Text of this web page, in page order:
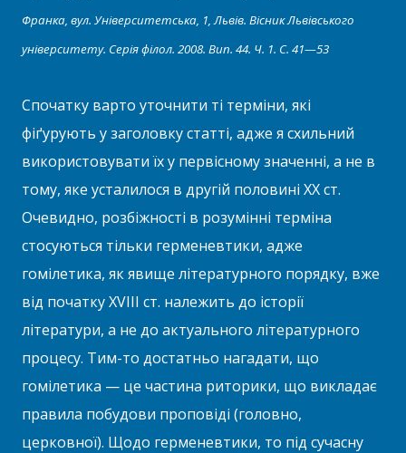
Франка, вул. Університетська, 1, Львів. Вісник Львівського
університету. Серія філол. 2008. Вип. 44. Ч. 1. С. 41—53
Спочатку варто уточнити ті терміни, які
фіґурують у заголовку статті, адже я схильний
використовувати їх у первісному значенні, а не в
тому, яке усталилося в другій половині ХХ ст.
Очевидно, розбіжності в розумінні терміна
стосуються тільки герменевтики, адже
гомілетика, як явище літературного порядку, вже
від початку XVIII ст. належить до історії
літератури, а не до актуального літературного
процесу. Тим-то достатньо нагадати, що
гомілетика — це частина риторики, що викладає
правила побудови проповіді (головно,
церковної). Щодо герменевтики, то під сучасну